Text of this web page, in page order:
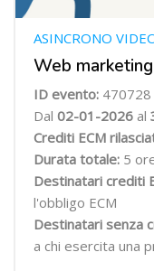
Web
ASINCRONO
ID evento: 470728
Dal 02-01-2026 al
Crediti ECM
Durata totale: 5
Destinatari crediti
l'obbligo ECM
Destinatari senza
a chi esercita una